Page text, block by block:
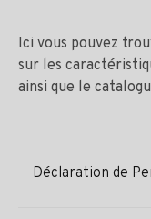
Ici vous pouvez
sur les
ainsi que le
Déclaration de